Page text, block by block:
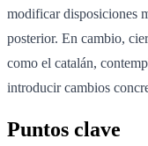
modificar disposiciones
posterior. En cambio,
como el catalán,
introducir cambios
Puntos clave